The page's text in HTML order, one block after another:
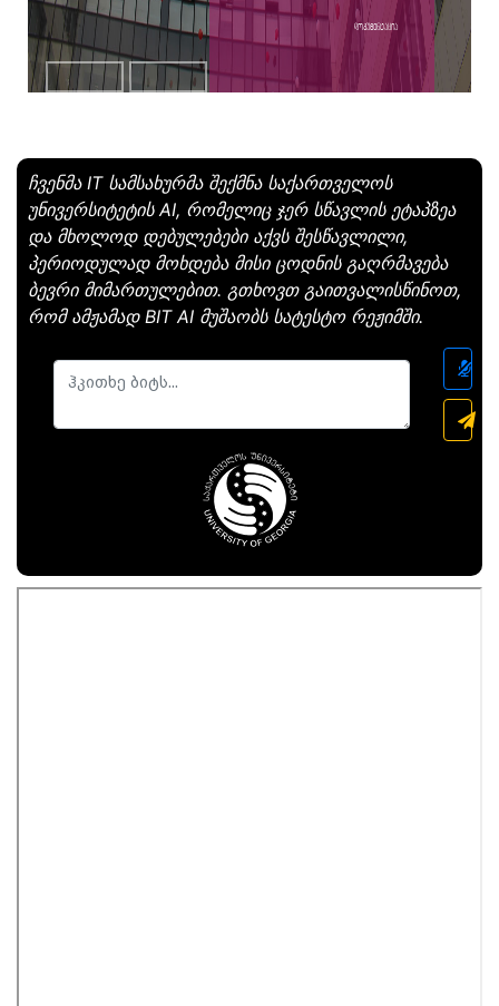
დოკუმენტაცია
ჩვენმა IT სამსახურმა შექმნა საქართველოს
უნივერსიტეტის AI, რომელიც ჯერ სწავლის ეტაპზეა
და მხოლოდ დებულებები აქვს შესწავლილი,
პერიოდულად მოხდება მისი ცოდნის გაღრმავება
ბევრი მიმართულებით. გთხოვთ გაითვალისწინოთ,
რომ ამჟამად BIT AI მუშაობს სატესტო რეჟიმში.